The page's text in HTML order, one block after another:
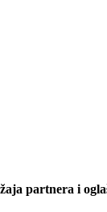
partnera i